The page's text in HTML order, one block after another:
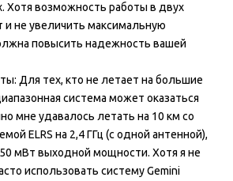
Хотя возможность работы в двух
и не увеличить максимальную
повысить надежность вашей
Для тех, кто не летает на большие
система может оказаться
мне удавалось летать на 10 км со
ELRS на 2,4 ГГц (с одной антенной),
мВт выходной мощности. Хотя я не
использовать систему Gemini